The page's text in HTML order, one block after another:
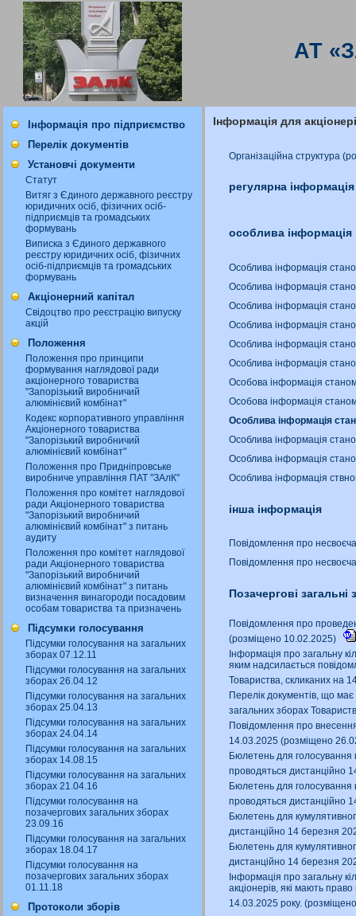
АТ
Інформація про підприємство
Перелік документів
Установчі документи
Статут
Витяг з Єдиного державного реєстру
юридичних осіб, фізичних осіб-
підприємців та громадських
формувань
Виписка з Єдиного державного
реєстру юридичних осіб, фізичних
осіб-підприємців та громадських
формувань
Акціонерний капітал
Свідоцтво про реєстрацію випуску
акцій
Положення
Положення про принципи
формування наглядової ради
акціонерного товариства
"Запорізький виробничий
алюмінієвий комбінат"
Кодекс корпоративного управління
Акціонерного товариства
"Запорізький виробничий
алюмінієвий комбінат"
Положення про Придніпровське
виробниче управління ПАТ "ЗАлК"
Положення про комітет наглядової
ради Акціонерного товариства
"Запорізький виробничий
алюмінієвий комбінат" з питань
аудиту
Положення про комітет наглядової
ради Акціонерного товариства
"Запорізький виробничий
алюмінієвий комбінат" з питань
визначення винагороди посадовим
особам товариства та призначень
Підсумки голосування
Підсумки голосування на загальних
зборах 07.12.11
Підсумки голосування на загальних
зборах 26.04.12
Підсумки голосування на загальних
зборах 25.04.13
Підсумки голосування на загальних
зборах 24.04.14
Підсумки голосування на загальних
зборах 14.08.15
Підсумки голосування на загальних
зборах 21.04.16
Підсумки голосування на
позачергових загальних зборах
23.09.16
Підсумки голосування на загальних
зборах 18.04.17
Підсумки голосування на
позачергових загальних зборах
01.11.18
Протоколи зборів
Інформація для
Організаційна структура
регулярна інформація
особлива інформація
Особлива інформація
Особлива інформація
Особлива інформація
Особлива інформація
Особлива інформація
Особлива інформація
Особова інформація
Особова інформація
Особлива інформація
Особлива інформація
Особлива інформація
Особлива інформація
інша інформація
Повідомлення про
Повідомлення про
Позачергові загальні
Повідомлення про
(розміщено 10.02.2025)
Інформація про загальну
яким надсилається
Товариства, скликаних на
Перелік документів, що
загальних зборах
Повідомлення про
14.03.2025 (розміщено
Бюлетень для голосування
проводяться дистанційно
Бюлетень для голосування
проводяться дистанційно
Бюлетень для
дистанційно 14 березня
Бюлетень для
дистанційно 14 березня
Інформація про загальну
акціонерів, які мають
14.03.2025 року.